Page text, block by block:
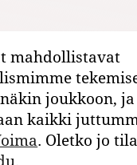
mahdollistavat
joukkoon, ja
kaikki
. Oletko jo